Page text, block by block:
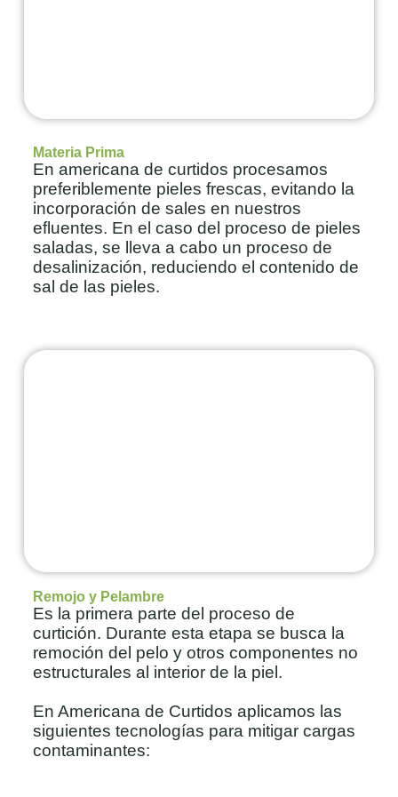
Materia Prima
En americana de curtidos procesamos
preferiblemente pieles frescas, evitando la
incorporación de sales en nuestros
efluentes. En el caso del proceso de pieles
saladas, se lleva a cabo un proceso de
desalinización, reduciendo el contenido de
sal de las pieles.
Remojo y Pelambre
Es la primera parte del proceso de
curtición. Durante esta etapa se busca la
remoción del pelo y otros componentes no
estructurales al interior de la piel.
En Americana de Curtidos aplicamos las
siguientes tecnologías para mitigar cargas
contaminantes: